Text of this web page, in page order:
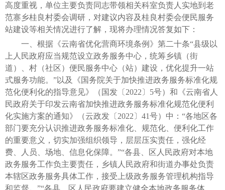
高度重视，单位主要负责同志带领相关科室负责人实地到老
范寨乡桂良村委会调研，对建议内容及桂良村委会便民服务
站建设等相关情况进行了解，现将办理情况答复如下：
一、根据《云南省优化营商环境条例》第二十条“县级以
上人民政府应当规范设立政务服务中心，统筹乡镇（街
道）、村（社区）便民服务中心（站）建设，优化提升一站
式服务功能。”以及《国务院关于加快推进政务服务标准化规
范化便利化的指导意见》（国发〔2022〕5号）和《云南省人
民政府关于印发云南省加快推进政务服务标准化规范化便利
化实施方案的通知》（云政发〔2022〕41号）中：“各地区各
部门要充分认识推进政务服务标准化、规范化、便利化工作
的重要意义，切实加强组织领导，层层压实责任，强化经
费、人员、场地、信息化保障。”“各县、区人民政府对本地
政务服务工作负主要责任，乡镇人民政府和街道办事处负责
本辖区政务服务具体工作，接受上级政务服务管理机构指导
和监督。”“各县、区人民政府要建立健全本地政务服务体